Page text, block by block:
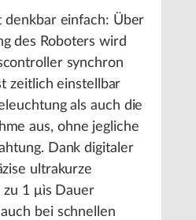
denkbar einfach: Über
des Roboters wird
synchron
zeitlich einstellbar
als auch die
aus, ohne jegliche
Dank digitaler
ultrakurze
zu 1 μìs Dauer
bei schnellen